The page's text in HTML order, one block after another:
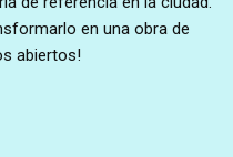
en una obra de
abiertos!